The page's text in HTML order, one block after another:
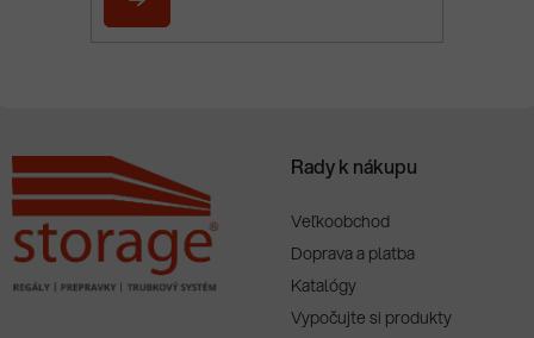
PRIHLÁSIŤ
Rady k nákupu
Veľkoobchod
Doprava a platba
Katalógy
Vypočujte si produkty